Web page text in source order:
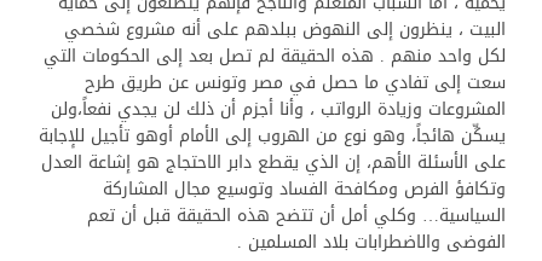
البيت ، ينظرون إلى النهوض ببلدهم على أنه مشروع شخصي
لكل واحد منهم . هذه الحقيقة لم تصل بعد إلى الحكومات التي
سعت إلى تفادي ما حصل في مصر وتونس عن طريق طرح
المشروعات وزيادة الرواتب ، وأنا أجزم أن ذلك لن يجدي نفعاً،ولن
يسكِّن هائجاً، وهو نوع من الهروب إلى الأمام أوهو تأجيل للإجابة
على الأسئلة الأهم، إن الذي يقطع دابر الاحتجاج هو إشاعة العدل
وتكافؤ الفرص ومكافحة الفساد وتوسيع مجال المشاركة
السياسية… وكلي أمل أن تتضح هذه الحقيقة قبل أن تعم
الفوضى والاضطرابات بلاد المسلمين .